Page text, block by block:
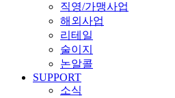
직영/가맹사업
해외사업
리테일
술이지
논알콜
SUPPORT
소식